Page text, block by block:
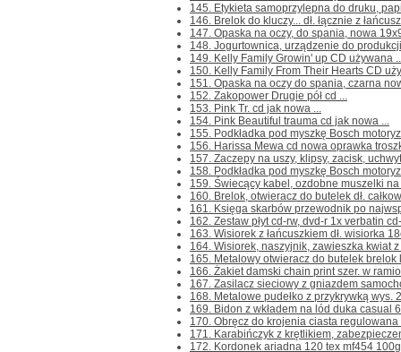
145. Etykieta samoprzylepna do druku,
146. Brelok do kluczy... dł. łącznie z
147. Opaska na oczy, do spania, nowa
148. Jogurtownica, urządzenie do
149. Kelly Family Growin' up CD używana
150. Kelly Family From Their Hearts CD
151. Opaska na oczy do spania, czarna
152. Zakopower Drugie pół cd ...
153. Pink Tr. cd jak nowa ...
154. Pink Beautiful trauma cd jak nowa ...
155. Podkładka pod myszkę Bosch
156. Harissa Mewa cd nowa oprawka
157. Zaczepy na uszy, klipsy, zacisk,
158. Podkładka pod myszkę Bosch
159. Świecący kabel, ozdobne muszelki
160. Brelok, otwieracz do butelek dł.
161. Księga skarbów przewodnik po
162. Zestaw płyt cd-rw, dvd-r 1x verbatin
163. Wisiorek z łańcuszkiem dł. wisiorka
164. Wisiorek, naszyjnik, zawieszka kwiat
165. Metalowy otwieracz do butelek brelok
166. Żakiet damski chain print szer. w
167. Zasilacz sieciowy z gniazdem
168. Metalowe pudełko z przykrywką wys.
169. Bidon z wkładem na lód duka casual
170. Obręcz do krojenia ciasta regulowana
171. Karabińczyk z krętlikiem,
172. Kordonek ariadna 120 tex mf454